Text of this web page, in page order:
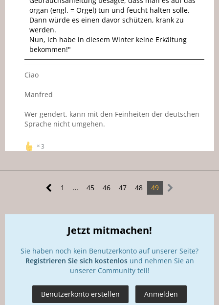
organ (engl. = Orgel) tun und feucht halten solle.
Dann würde es einen davor schützen, krank zu
werden.
Nun, ich habe in diesem Winter keine Erkältung
bekommen!"
Ciao
Manfred
Wer gendert, kann mit den Feinheiten der deutschen
Sprache nicht umgehen.
3
1 … 45 46 47 48 49
Jetzt mitmachen!
Sie haben noch kein Benutzerkonto auf unserer Seite?
Registrieren Sie sich kostenlosund nehmen Sie an
unserer Community teil!
Benutzerkonto erstellen Anmelden